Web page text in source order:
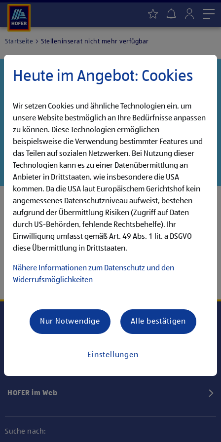
Startseite Stelleninserat nicht mehr verfügbar
haben noch weitere Jobs, die auf dich warten!
Danke für dein Interesse!
Entdecke unsere offenen Jobs oder abonniere deinen
persönlichen Jobalarm:
Jobsuche Jobalarm
HOFER im Web
Suche nach:
Heute im Angebot: Cookies
Wir setzen Cookies und ähnliche Technologien ein, um
unsere Website bestmöglich an Ihre Bedürfnisse anpassen
zu können. Diese Technologien ermöglichen
beispielsweise die Verwendung bestimmter Features und
das Teilen auf sozialen Netzwerken. Bei Nutzung dieser
Technologien kann es zu einer Datenübermittlung an
Anbieter in Drittstaaten, wie insbesondere die USA
kommen. Da die USA laut Europäischem Gerichtshof kein
angemessenes Datenschutzniveau aufweist, bestehen
aufgrund der Übermittlung Risiken (Zugriff auf Daten
durch US-Behörden, fehlende Rechtsbehelfe). Ihr
Einwilligung umfasst gemäß Art. 49 Abs. 1 lit. a DSGVO
diese Übermittlung in Drittstaaten.
Nähere Informationen zum Datenschutz und den
Widerrufsmöglichkeiten
Einstellungen
Nur Notwendige Alle bestätigen